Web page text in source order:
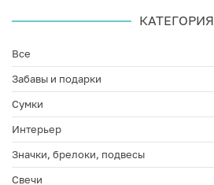
КАТЕГОРИЯ
Все
Забавы и подарки
Сумки
Интерьер
Значки, брелоки, подвесы
Свечи